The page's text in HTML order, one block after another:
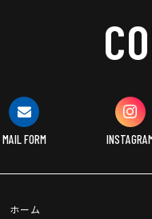
MAIL FORM
ホーム